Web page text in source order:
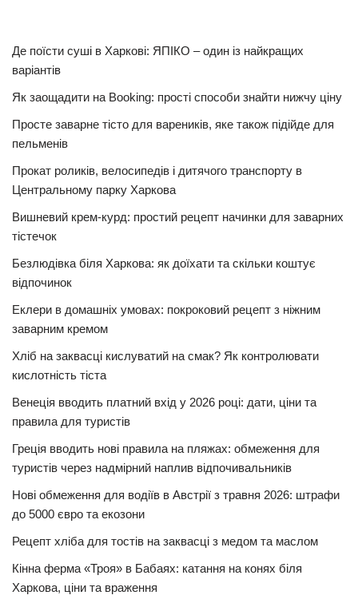
Де поїсти суші в Харкові: ЯПІКО – один із найкращих
варіантів
Як заощадити на Booking: прості способи знайти нижчу ціну
Просте заварне тісто для вареників, яке також підійде для
пельменів
Прокат роликів, велосипедів і дитячого транспорту в
Центральному парку Харкова
Вишневий крем-курд: простий рецепт начинки для заварних
тістечок
Безлюдівка біля Харкова: як доїхати та скільки коштує
відпочинок
Еклери в домашніх умовах: покроковий рецепт з ніжним
заварним кремом
Хліб на заквасці кислуватий на смак? Як контролювати
кислотність тіста
Венеція вводить платний вхід у 2026 році: дати, ціни та
правила для туристів
Греція вводить нові правила на пляжах: обмеження для
туристів через надмірний наплив відпочивальників
Нові обмеження для водіїв в Австрії з травня 2026: штрафи
до 5000 євро та екозони
Рецепт хліба для тостів на заквасці з медом та маслом
Кінна ферма «Троя» в Бабаях: катання на конях біля
Харкова, ціни та враження